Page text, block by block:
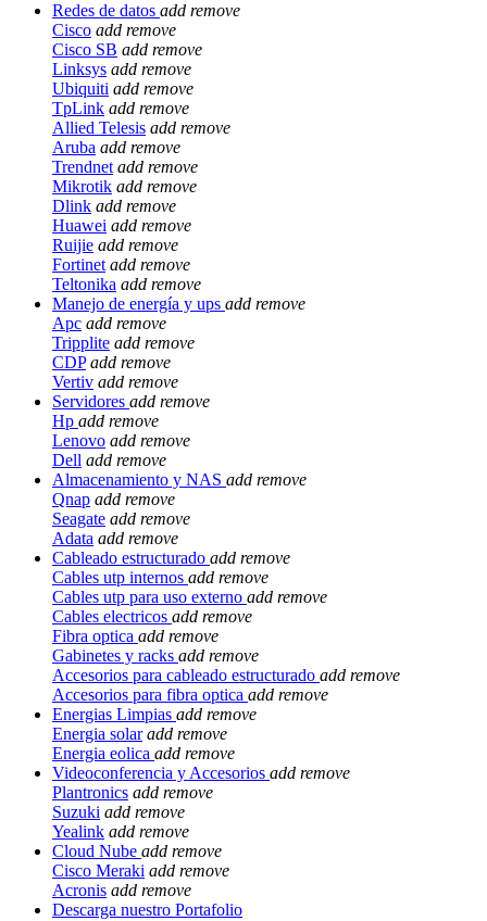
Redes de datos add remove
Cisco add remove
Cisco SB add remove
Linksys add remove
Ubiquiti add remove
TpLink add remove
Allied Telesis add remove
Aruba add remove
Trendnet add remove
Mikrotik add remove
Dlink add remove
Huawei add remove
Ruijie add remove
Fortinet add remove
Teltonika add remove
Manejo de energía y ups add remove
Apc add remove
Tripplite add remove
CDP add remove
Vertiv add remove
Servidores add remove
Hp add remove
Lenovo add remove
Dell add remove
Almacenamiento y NAS add remove
Qnap add remove
Seagate add remove
Adata add remove
Cableado estructurado add remove
Cables utp internos add remove
Cables utp para uso externo add remove
Cables electricos add remove
Fibra optica add remove
Gabinetes y racks add remove
Accesorios para cableado estructurado add remove
Accesorios para fibra optica add remove
Energias Limpias add remove
Energia solar add remove
Energia eolica add remove
Videoconferencia y Accesorios add remove
Plantronics add remove
Suzuki add remove
Yealink add remove
Cloud Nube add remove
Cisco Meraki add remove
Acronis add remove
Descarga nuestro Portafolio